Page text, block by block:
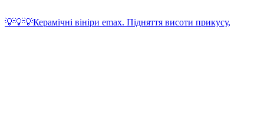
💡💡💡Керамічні вініри emax. Підняття висоти прикусу,